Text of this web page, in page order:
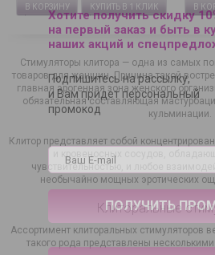
В КОРЗИНУ КУПИТЬ В 1 КЛИК В
Стимуляторы клитора — одна из самых
товаров для женщин. Причина такой
главная эрогенная зона женского
обязательная составляющая
кульминации.
Клитор представляет собой
и кровеносных сосудов,
чувствительностью, и любое
необычайно мощных эротических
Клиторальные
Ассортимент клиторальных стимуляторов
такого рода представлены
Хотите получить скидку
на первый заказ и быть в
наших акций и
Подпишитесь на рассылку,
и Вам придет персональный
промокод